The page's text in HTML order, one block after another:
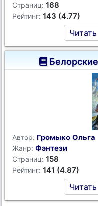
Страниц: 168
Рейтинг: 143 (4.77)
Читать
Автор: Громыко Ольга
Жанр: Фэнтези
Страниц: 158
Рейтинг: 141 (4.87)
Читать